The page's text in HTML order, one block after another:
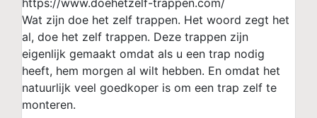
https://www.doehetzelf-trappen.com/
Wat zijn doe het zelf trappen. Het woord zegt het
al, doe het zelf trappen. Deze trappen zijn
eigenlijk gemaakt omdat als u een trap nodig
heeft, hem morgen al wilt hebben. En omdat het
natuurlijk veel goedkoper is om een trap zelf te
monteren.